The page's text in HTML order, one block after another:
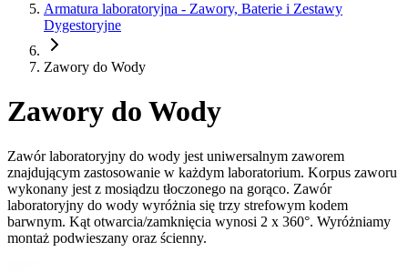
Armatura laboratoryjna - Zawory, Baterie i Zestawy
Dygestoryjne
Zawory do Wody
Zawory do Wody
Zawór laboratoryjny do wody jest uniwersalnym zaworem
znajdującym zastosowanie w każdym laboratorium. Korpus zaworu
wykonany jest z mosiądzu tłoczonego na gorąco. Zawór
laboratoryjny do wody wyróżnia się trzy strefowym kodem
barwnym. Kąt otwarcia/zamknięcia wynosi 2 x 360°. Wyróżniamy
montaż podwieszany oraz ścienny.